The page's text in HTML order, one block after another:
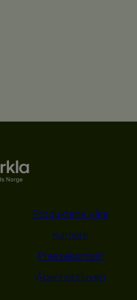
Produktene våre
Karriere
Pressekontakt
Åpenhetsloven